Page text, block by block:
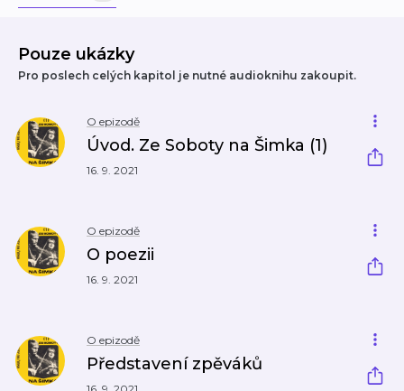
Pouze ukázky
Pro poslech celých kapitol je nutné audioknihu zakoupit.
O epizodě
Úvod. Ze Soboty na Šimka (1)
16. 9. 2021
O epizodě
O poezii
16. 9. 2021
O epizodě
Představení zpěváků